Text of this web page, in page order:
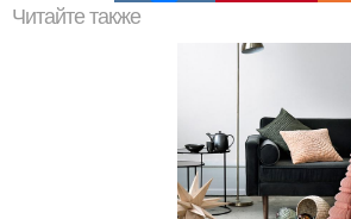
Читайте также